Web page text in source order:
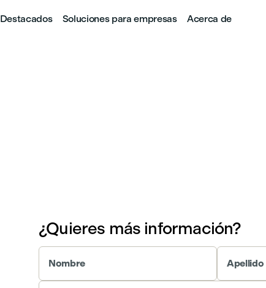
Destacados Soluciones para empresas Acerca de
¿Quieres más información?
Nombre Apellido